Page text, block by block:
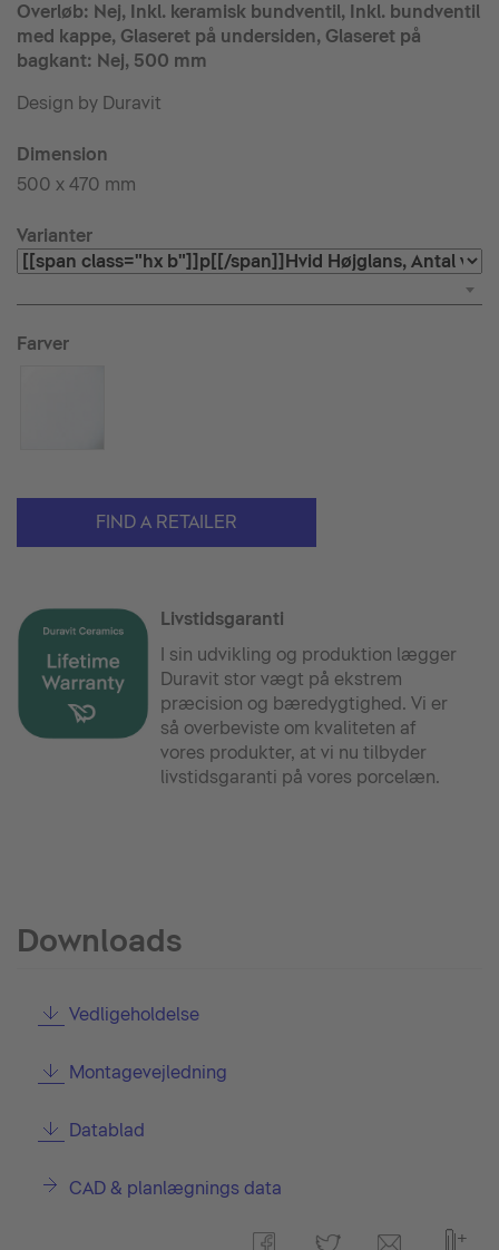
Overløb: Nej, Inkl. keramisk bundventil, Inkl. bundventil
med kappe, Glaseret på undersiden, Glaseret på
bagkant: Nej, 500 mm
Design by Duravit
Dimension
500 x 470 mm
Varianter
Farver
FIND A RETAILER
Livstidsgaranti
I sin udvikling og produktion lægger
Duravit stor vægt på ekstrem
præcision og bæredygtighed. Vi er
så overbeviste om kvaliteten af
vores produkter, at vi nu tilbyder
livstidsgaranti på vores porcelæn.
Downloads
Vedligeholdelse
Montagevejledning
Datablad
CAD & planlægnings data